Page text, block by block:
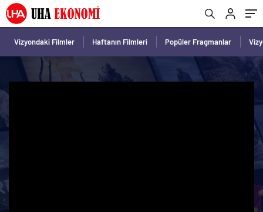
Vizyondaki Filmler Haftanın Filmleri Popüler Fragmanlar